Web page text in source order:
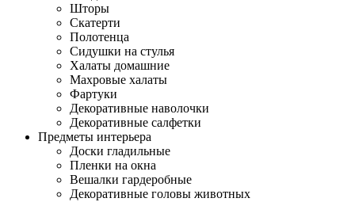
Шторы
Скатерти
Полотенца
Сидушки на стулья
Халаты домашние
Махровые халаты
Фартуки
Декоративные наволочки
Декоративные салфетки
Предметы интерьера
Доски гладильные
Пленки на окна
Вешалки гардеробные
Декоративные головы животных